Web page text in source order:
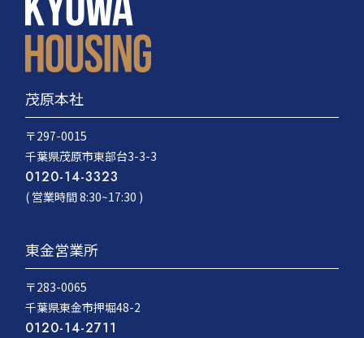
茂原本社
〒297-0015
千葉県茂原市東部台3-3-3
0120-14-3323
( 営業時間 8:30~17:30 )
東金営業所
〒283-0065
千葉県東金市押堀48-2
0120-14-2711